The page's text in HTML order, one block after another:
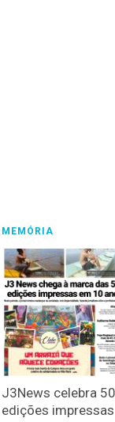
MEMÓRIA
J3News celebra
edições impressas